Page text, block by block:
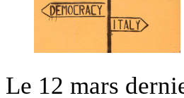
Le 12 mars